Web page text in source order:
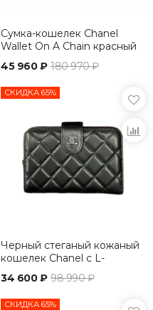
Сумка-кошелек Chanel
Wallet On A Chain красный
45 960 ₽ 180 970 ₽
СКИДКА 65%
Черный стеганый кожаный
кошелек Chanel с L-
34 600 ₽ 98 990 ₽
СКИДКА 65%